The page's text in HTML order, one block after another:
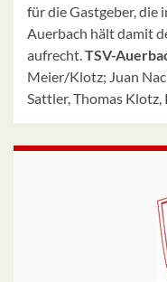
für die Gastgeber, die
Auerbach hält damit
aufrecht.TSV-
Meier/Klotz; Juan
Sattler, Thomas